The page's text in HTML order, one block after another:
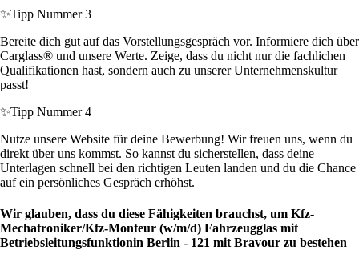
✨Tipp Nummer 3
Bereite dich gut auf das Vorstellungsgespräch vor. Informiere dich über
Carglass® und unsere Werte. Zeige, dass du nicht nur die fachlichen
Qualifikationen hast, sondern auch zu unserer Unternehmenskultur
passt!
✨Tipp Nummer 4
Nutze unsere Website für deine Bewerbung! Wir freuen uns, wenn du
direkt über uns kommst. So kannst du sicherstellen, dass deine
Unterlagen schnell bei den richtigen Leuten landen und du die Chance
auf ein persönliches Gespräch erhöhst.
Wir glauben, dass du diese Fähigkeiten brauchst, um Kfz-
Mechatroniker/Kfz-Monteur (w/m/d) Fahrzeugglas mit
Betriebsleitungsfunktionin Berlin - 121 mit Bravour zu bestehen